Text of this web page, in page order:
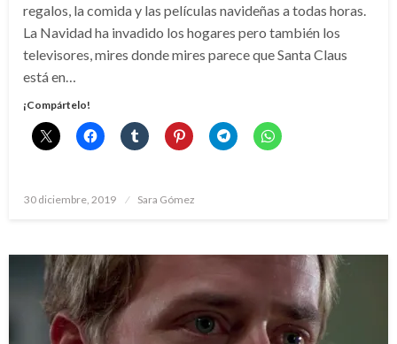
regalos, la comida y las películas navideñas a todas horas.
La Navidad ha invadido los hogares pero también los
televisores, mires donde mires parece que Santa Claus
está en…
¡Compártelo!
Publicado
30 diciembre, 2019 Sara Gómez